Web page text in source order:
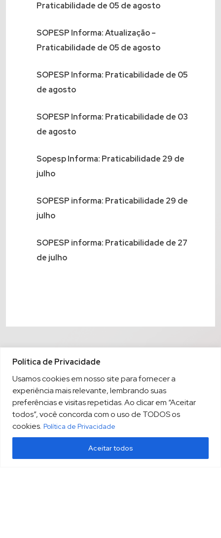
Política de Privacidade
Usamos cookies em nosso site para fornecer a
experiência mais relevante, lembrando suas
preferências e visitas repetidas. Ao clicar em “Aceitar
todos”, você concorda com o uso de TODOS os
cookies. Política de Privacidade
Aceitar todos
Praticabilidade de 05 de agosto
SOPESP Informa: Atualização –
Praticabilidade de 05 de agosto
SOPESP Informa: Praticabilidade de 05
de agosto
SOPESP Informa: Praticabilidade de 03
de agosto
Sopesp Informa: Praticabilidade 29 de
julho
SOPESP informa: Praticabilidade 29 de
julho
SOPESP informa: Praticabilidade de 27
de julho